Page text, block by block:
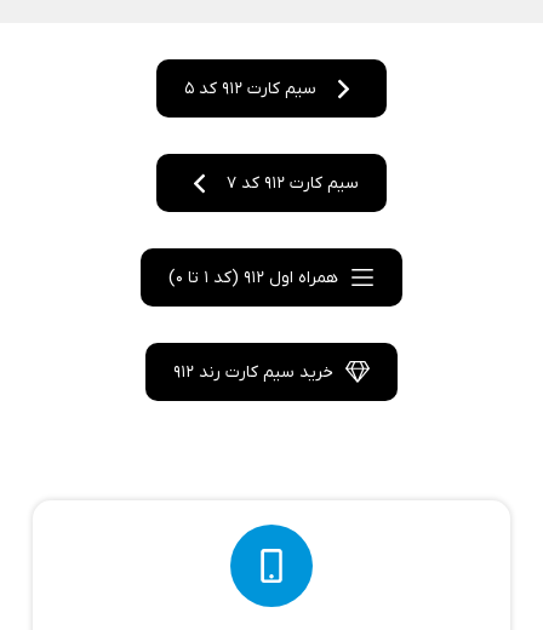
سیم کارت 912 کد 5
سیم کارت 912 کد 7
همراه اول 912 (کد 1 تا 0)
خرید سیم کارت رند 912